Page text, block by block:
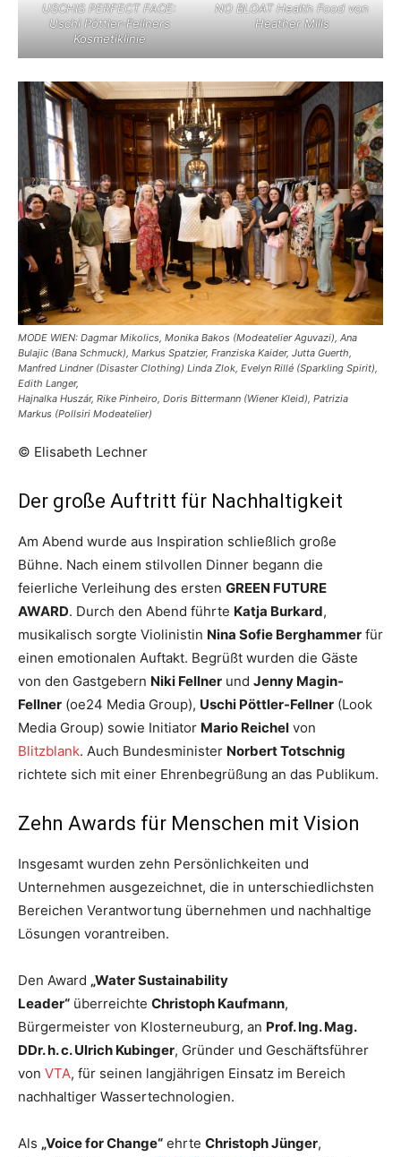
USCHIS PERFECT FACE:
Uschi Pöttler-Fellners
Kosmetiklinie
NO BLOAT Health Food von
Heather Mills
MODE WIEN: Dagmar Mikolics, Monika Bakos (Modeatelier Aguvazi), Ana
Bulajic (Bana Schmuck), Markus Spatzier, Franziska Kaider, Jutta Guerth,
Manfred Lindner (Disaster Clothing) Linda Zlok, Evelyn Rillé (Sparkling Spirit),
Edith Langer,
Hajnalka Huszár, Rike Pinheiro, Doris Bittermann (Wiener Kleid), Patrizia
Markus (Pollsiri Modeatelier)
© Elisabeth Lechner
Der große Auftritt für Nachhaltigkeit
Am Abend wurde aus Inspiration schließlich große
Bühne. Nach einem stilvollen Dinner begann die
feierliche Verleihung des ersten GREEN FUTURE
AWARD. Durch den Abend führte Katja Burkard,
musikalisch sorgte Violinistin Nina Sofie Berghammer für
einen emotionalen Auftakt. Begrüßt wurden die Gäste
von den Gastgebern Niki Fellner und Jenny Magin-
Fellner (oe24 Media Group), Uschi Pöttler-Fellner (Look
Media Group) sowie Initiator Mario Reichel von
Blitzblank. Auch Bundesminister Norbert Totschnig
richtete sich mit einer Ehrenbegrüßung an das Publikum.
Zehn Awards für Menschen mit Vision
Insgesamt wurden zehn Persönlichkeiten und
Unternehmen ausgezeichnet, die in unterschiedlichsten
Bereichen Verantwortung übernehmen und nachhaltige
Lösungen vorantreiben.
Den Award „Water Sustainability
Leader“ überreichte Christoph Kaufmann,
Bürgermeister von Klosterneuburg, an Prof. Ing. Mag.
DDr. h. c. Ulrich Kubinger, Gründer und Geschäftsführer
von VTA, für seinen langjährigen Einsatz im Bereich
nachhaltiger Wassertechnologien.
Als „Voice for Change“ ehrte Christoph Jünger,